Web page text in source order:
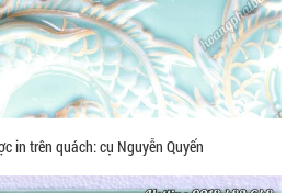
in trên quách: cụ Nguyễn Quyến